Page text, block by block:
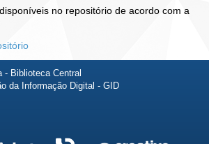
no repositório de acordo com a
- Biblioteca Central
da Informação Digital - GID